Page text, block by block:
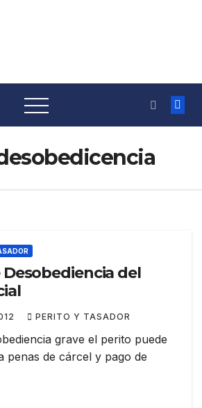
Desobediencia del
PERITO Y TASADOR
grave el perito puede
penas de cárcel y pago de